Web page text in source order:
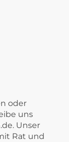
oder
uns
. Unser
Rat und